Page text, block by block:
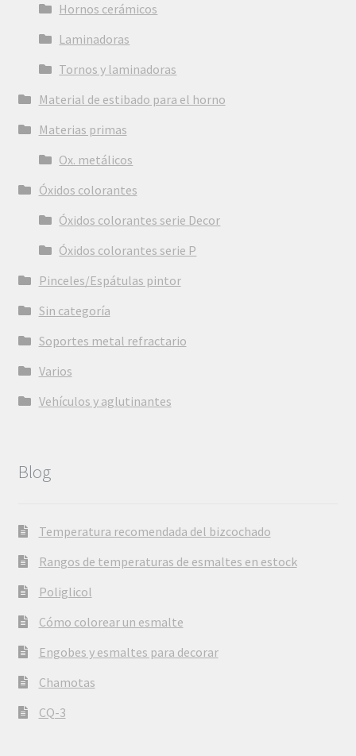
Hornos cerámicos
Laminadoras
Tornos y laminadoras
Material de estibado para el horno
Materias primas
Ox. metálicos
Óxidos colorantes
Óxidos colorantes serie Decor
Óxidos colorantes serie P
Pinceles/Espátulas pintor
Sin categoría
Soportes metal refractario
Varios
Vehículos y aglutinantes
Blog
Temperatura recomendada del bizcochado
Rangos de temperaturas de esmaltes en estock
Poliglicol
Cómo colorear un esmalte
Engobes y esmaltes para decorar
Chamotas
CQ-3